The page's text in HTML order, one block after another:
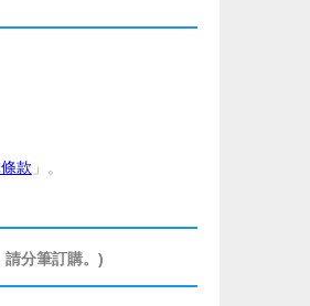
款 」。
分筆訂購。)